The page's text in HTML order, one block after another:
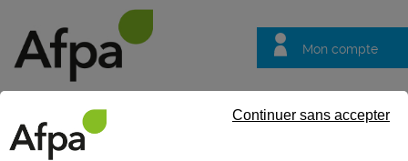
Mon compte
questions
Continuer sans accepter